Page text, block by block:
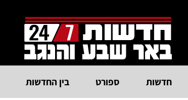
חדשות ספורט בין החדשות